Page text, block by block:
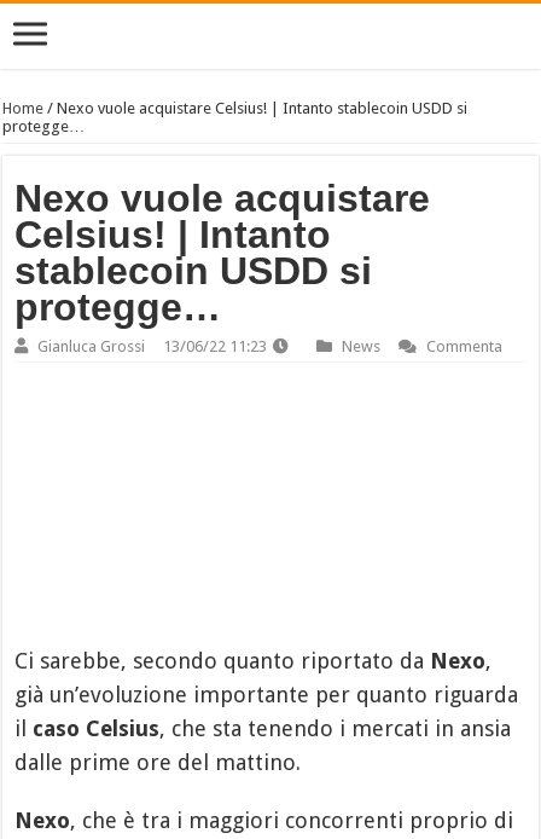
Home /Nexo vuole acquistare Celsius! | Intanto stablecoin USDD si
protegge…
Nexo vuole acquistare
Celsius! | Intanto
stablecoin USDD si
protegge…
Gianluca Grossi 13/06/22 11:23 News Commenta
Ci sarebbe, secondo quanto riportato da Nexo,
già un’evoluzione importante per quanto riguarda
il caso Celsius, che sta tenendo i mercati in ansia
dalle prime ore del mattino.
Nexo, che è tra i maggiori concorrenti proprio di